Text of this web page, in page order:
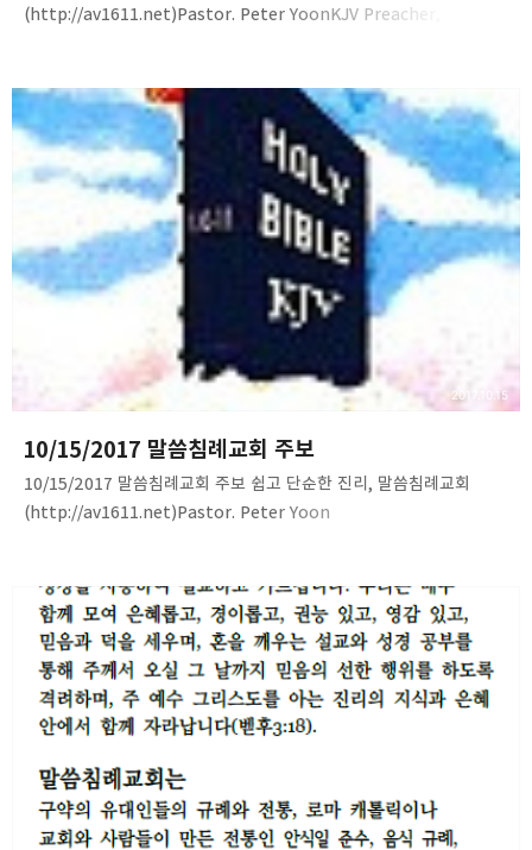
(http://av1611.net)Pastor. Peter YoonKJV Preacher, LA
10/15/2017 말씀침례교회 주보
2017.10.15
10/15/2017 말씀침례교회 주보 쉽고 단순한 진리, 말씀침례교회
(http://av1611.net)Pastor. Peter Yoon